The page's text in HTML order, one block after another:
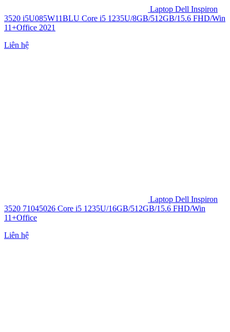
Laptop Dell Inspiron
3520 i5U085W11BLU Core i5 1235U/8GB/512GB/15.6 FHD/Win
11+Office 2021
Liên hệ
Laptop Dell Inspiron
3520 71045026 Core i5 1235U/16GB/512GB/15.6 FHD/Win
11+Office
Liên hệ